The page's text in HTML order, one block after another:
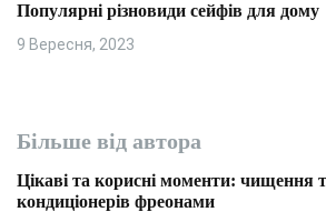
Популярні різновиди сейфів для дому
9 Вересня, 2023
Більше від автора
Цікаві та корисні моменти: чищення
кондиціонерів фреонами